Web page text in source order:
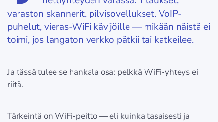
varaston skannerit, pilvisovellukset, VoIP-
puhelut, vieras-WiFi kävijöille — mikään näistä ei
toimi, jos langaton verkko pätkii tai katkeilee.
Ja tässä tulee se hankala osa: pelkkä WiFi-yhteys ei
riitä.
Tärkeintä on WiFi-peitto — eli kuinka tasaisesti ja